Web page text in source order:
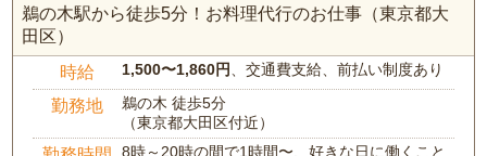
鵜の木駅から徒歩5分！お料理代行のお仕事（東京都大
田区）
時給 1,500〜1,860円 、交通費支給、前払い制度あり
勤務地
鵜の木 徒歩5分
（東京都大田区付近）
8時～20時の間で1時間〜、好きな日に働くこと